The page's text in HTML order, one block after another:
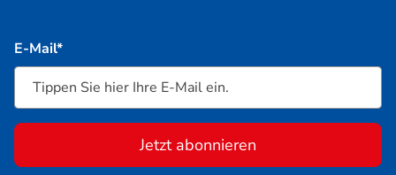
E-Mail*
Jetzt abonnieren